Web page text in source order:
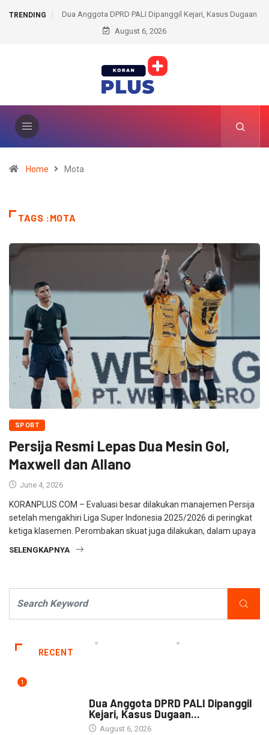
TRENDING
Dipanggil Kejari, Kasus Dugaan
Jelang Tur Ke Indonesia, The Blues
August 6, 2026
Home Mota
TAGS :MOTA
SPORT
Persija Resmi Lepas Dua Mesin Gol,
Maxwell dan Allano
June 4, 2026
KORANPLUS.COM – Evaluasi besar dilakukan manajemen Persija
setelah mengakhiri Liga Super Indonesia 2025/2026 di peringkat
ketiga klasemen. Perombakan skuat juga dilakukan, dalam upaya
SELENGKAPNYA
RECENT
1
Dua Anggota DPRD PALI Dipanggil
Kejari, Kasus Dugaan...
August 6, 2026